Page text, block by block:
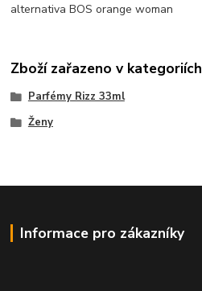
alternativa BOS orange woman
Zboží zařazeno v kategoriích
Parfémy Rizz 33ml
Ženy
Informace pro zákazníky